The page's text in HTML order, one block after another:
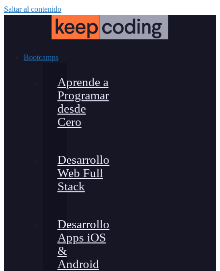
Saltar al contenido
Bootcamps
Aprende a
Programar
desde
Cero
Desarrollo
Web Full
Stack
Desarrollo
Apps iOS
&
Android